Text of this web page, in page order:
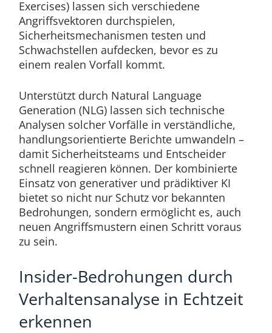
Exercises) lassen sich verschiedene
Angriffsvektoren durchspielen,
Sicherheitsmechanismen testen und
Schwachstellen aufdecken, bevor es zu
einem realen Vorfall kommt.
Unterstützt durch Natural Language
Generation (NLG) lassen sich technische
Analysen solcher Vorfälle in verständliche,
handlungsorientierte Berichte umwandeln –
damit Sicherheitsteams und Entscheider
schnell reagieren können. Der kombinierte
Einsatz von generativer und prädiktiver KI
bietet so nicht nur Schutz vor bekannten
Bedrohungen, sondern ermöglicht es, auch
neuen Angriffsmustern einen Schritt voraus
zu sein.
Insider-Bedrohungen durch
Verhaltensanalyse in Echtzeit
erkennen